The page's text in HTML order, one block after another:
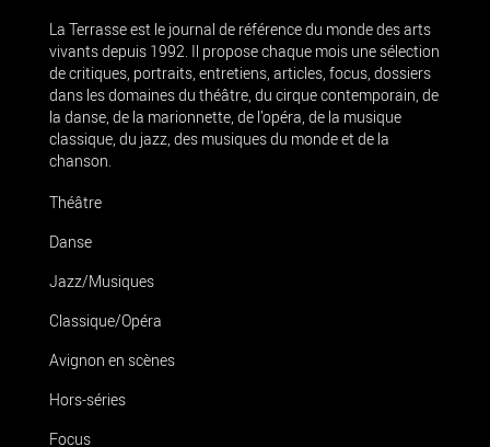
La Terrasse est le journal de référence du monde des arts
vivants depuis 1992. Il propose chaque mois une sélection
de critiques, portraits, entretiens, articles, focus, dossiers
dans les domaines du théâtre, du cirque contemporain, de
la danse, de la marionnette, de l’opéra, de la musique
classique, du jazz, des musiques du monde et de la
chanson.
Théâtre
Danse
Jazz/Musiques
Classique/Opéra
Avignon en scènes
Hors-séries
Focus